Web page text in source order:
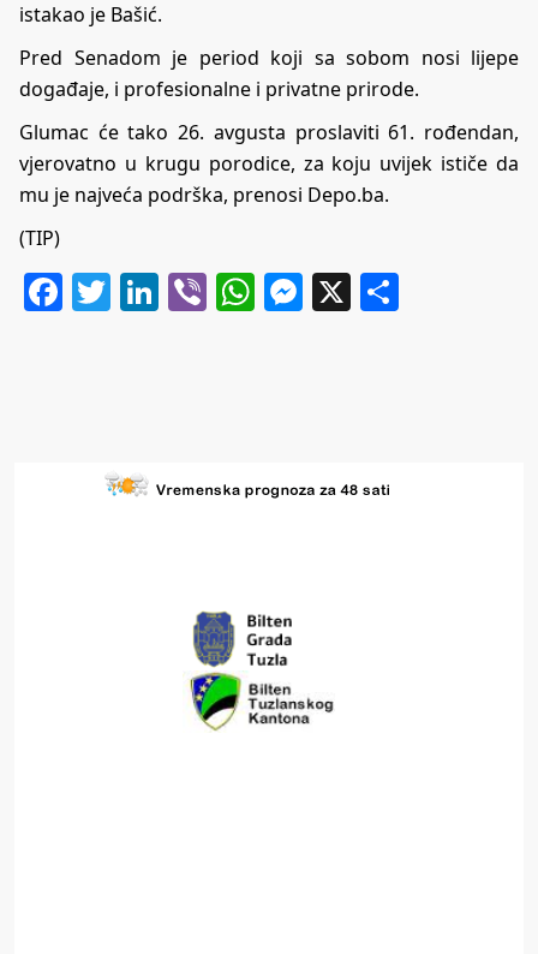
istakao je Bašić.
Pred Senadom je period koji sa sobom nosi lijepe
događaje, i profesionalne i privatne prirode.
Glumac će tako 26. avgusta proslaviti 61. rođendan,
vjerovatno u krugu porodice, za koju uvijek ističe da
mu je najveća podrška, prenosi Depo.ba.
(TIP)
Facebook
Twitter
LinkedIn
ViberWhatsApp
Messenger
X